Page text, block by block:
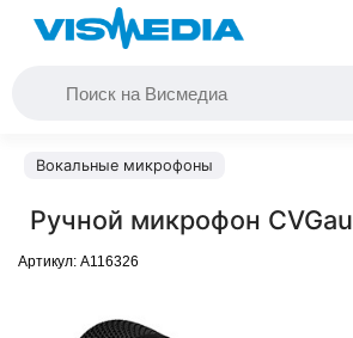
Вокальные микрофоны
Ручной микрофон
Артикул: A116326